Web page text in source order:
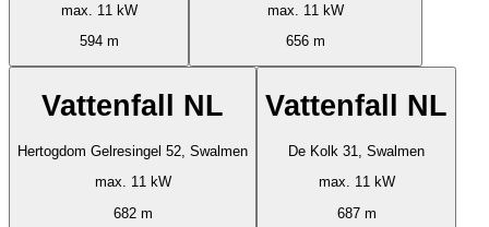
max. 11 kW
594 m
max. 11 kW
656 m
Vattenfall NL
Hertogdom Gelresingel 52, Swalmen
max. 11 kW
682 m
Vattenfall NL
De Kolk 31, Swalmen
max. 11 kW
687 m